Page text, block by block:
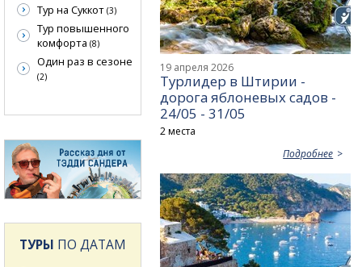
19 апреля 2026
Турлидер в Штирии -
дорога яблоневых садов -
24/05 - 31/05
2 места
Подробнее
Тур на Суккот (3)
Тур повышенного
комфорта (8)
Один раз в сезоне
(2)
ТУРЫ ПО ДАТАМ